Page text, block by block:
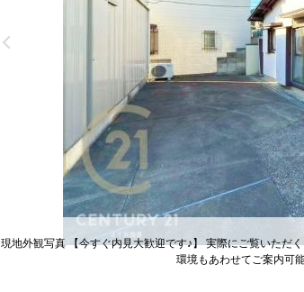
現地外観写真 【今すぐ内見大歓迎です♪】 実際にご覧いただ
環境もあわせてご案内可